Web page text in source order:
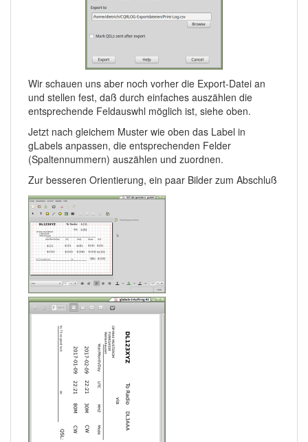
Wir schauen uns aber noch vorher die Export-Datei an
und stellen fest, daß durch einfaches auszählen die
entsprechende Feldauswhl möglich ist, siehe oben.
Jetzt nach gleichem Muster wie oben das Label in
gLabels anpassen, die entsprechenden Felder
(Spaltennummern) auszählen und zuordnen.
Zur besseren Orientierung, ein paar Bilder zum Abschluß